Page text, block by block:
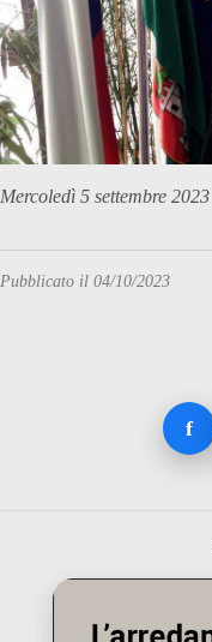
Mercoledì 5 settembre 2023
Pubblicato il 04/10/2023
f